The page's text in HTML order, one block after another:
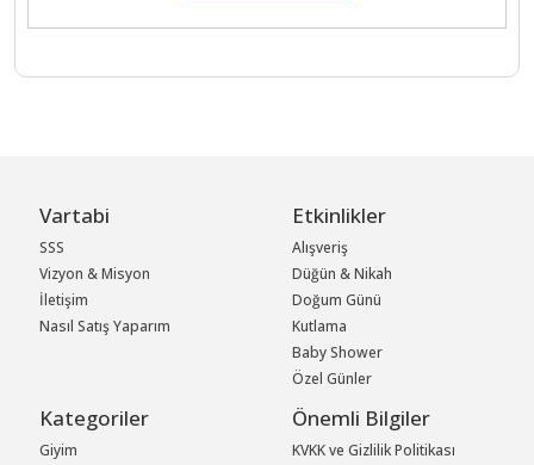
Vartabi
SSS
Vizyon & Misyon
İletişim
Nasıl Satış Yaparım
Etkinlikler
Alışveriş
Düğün & Nikah
Doğum Günü
Kutlama
Baby Shower
Özel Günler
Kategoriler
Giyim
Önemli Bilgiler
KVKK ve Gizlilik Politikası